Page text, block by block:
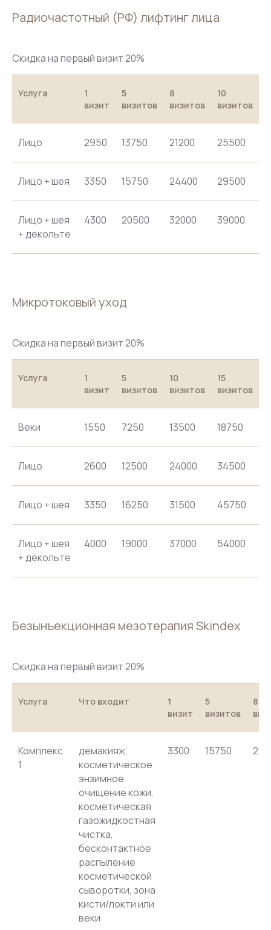
Радиочастотный (РФ) лифтинг лица
Скидка на первый визит 20%
Услуга
1
визит
5
визитов
8
визитов
10
визитов
Лицо 2950 13750 21200 25500
Лицо + шея 3350 15750 24400 29500
Лицо + шея
+ декольте
4300 20500 32000 39000
Микротоковый уход
Скидка на первый визит 20%
Услуга
1
визит
5
визитов
10
визитов
15
визитов
Веки 1550 7250 13500 18750
Лицо 2600 12500 24000 34500
Лицо + шея 3350 16250 31500 45750
Лицо + шея
+ декольте
4000 19000 37000 54000
Безынъекционная мезотерапия Skindex
Скидка на первый визит 20%
Услуга Что входит
1
визит
5
визитов
8
Комплекс
1
демакияж,
косметическое
энзимное
очищение кожи,
косметическая
газожидкостная
чистка,
бесконтактное
распыление
косметической
сыворотки, зона
кисти/локти или
веки
3300 15750